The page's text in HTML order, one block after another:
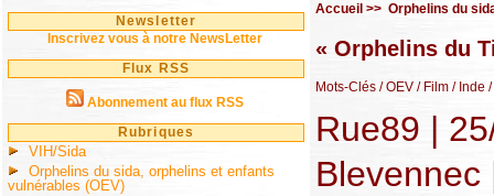
Newsletter
Inscrivez vous à notre NewsLetter
Flux RSS
Abonnement au flux RSS
Rubriques
VIH/Sida
Orphelins du sida, orphelins et enfants
vulnérables (OEV)
Accueil >> Orphelins du
« Orphelins du
Mots-Clés / OEV / Film / Inde
Rue89 |
Blevennec